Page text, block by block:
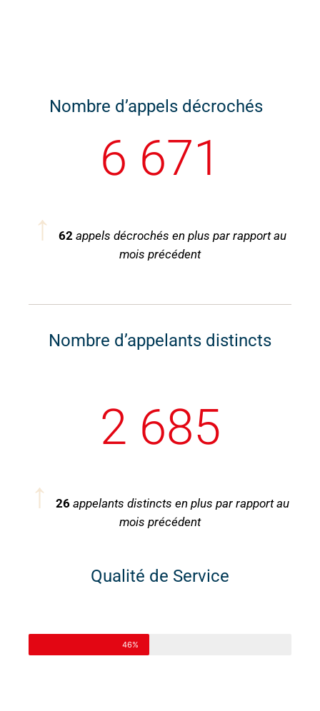
Nombre d’appels décrochés
6 671
↑ 62 appels décrochés en plus par rapport au
mois précédent
Nombre d’appelants distincts
2 685
↑ 26 appelants distincts en plus par rapport au
mois précédent
Qualité de Service
46%